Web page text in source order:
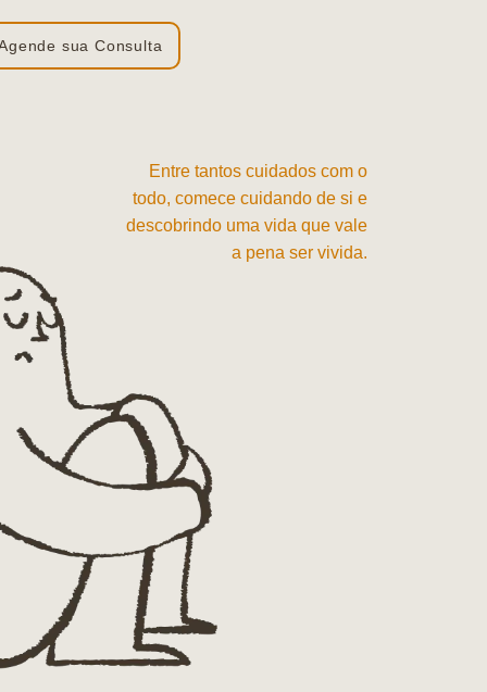
sua Consulta
Entre tantos cuidados com o
todo, comece cuidando de si e
descobrindo uma vida que vale
a pena ser vivida.